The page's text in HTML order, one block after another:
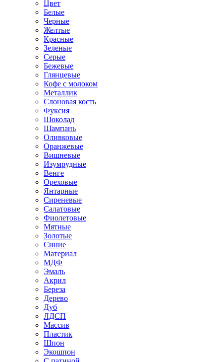
Цвет
Белые
Черные
Желтые
Красные
Зеленые
Серые
Бежевые
Глянцевые
Кофе с молоком
Металлик
Слоновая кость
Фуксия
Шоколад
Шампань
Оливковые
Оранжевые
Вишневые
Изумрудные
Венге
Ореховые
Янтарные
Сиреневые
Салатовые
Фиолетовые
Мятные
Золотые
Синие
Материал
МДФ
Эмаль
Акрил
Береза
Дерево
Дуб
ЛДСП
Массив
Пластик
Шпон
Экошпон